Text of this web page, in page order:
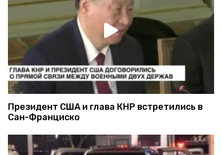
Президент США и глава КНР встретились в
Сан-Франциско